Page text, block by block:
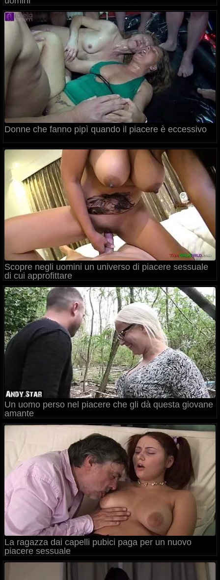
Donne che fanno pipì quando il piacere è eccessivo
Scopre negli uomini un universo di piacere sessuale
di cui approfittare
Un uomo perso nel piacere che gli dà questa giovane
amante
La ragazza dai capelli pubici paga per un nuovo
piacere sessuale